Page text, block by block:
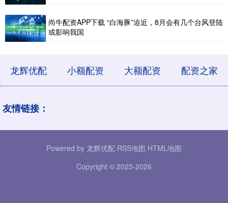
尚牛配资APP下载 “白海豚”迫近，8月会有几个台风登陆
或影响我国
龙辉优配 小额配资 大额配资 配资之家
友情链接：
Powered by 龙辉优配 RSS地图 HTML地图
Copyright © 2023-2026